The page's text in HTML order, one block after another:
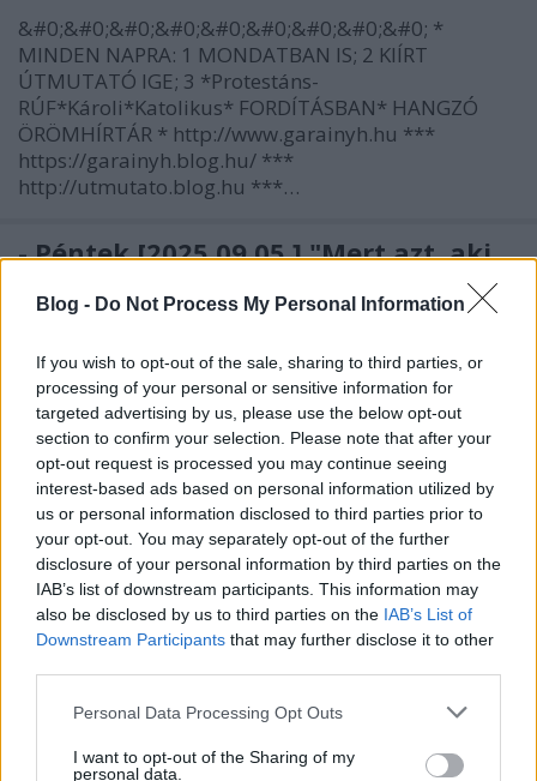
Blog - Do Not Process My Personal Information
If you wish to opt-out of the sale, sharing to third parties, or
processing of your personal or sensitive information for
targeted advertising by us, please use the below opt-out
section to confirm your selection. Please note that after your
opt-out request is processed you may continue seeing
interest-based ads based on personal information utilized by
us or personal information disclosed to third parties prior to
your opt-out. You may separately opt-out of the further
disclosure of your personal information by third parties on the
IAB’s list of downstream participants. This information may
also be disclosed by us to third parties on the IAB’s List of
Downstream Participants that may further disclose it to other
Please note that this website/app uses one or more Google
not limited to your visit or usage behaviour. You may click to
Personal Data Processing Opt Outs
I want to opt-out of the Sharing of my
personal data.
&#0;&#0;&#0;&#0;&#0;&#0;&#0;&#0;&#0; *
MINDEN NAPRA: 1 MONDATBAN IS; 2 KIÍRT
ÚTMUTATÓ IGE; 3 *Protestáns-
RÚF*Károli*Katolikus* FORDÍTÁSBAN* HANGZÓ
ÖRÖMHÍRTÁR * http://www.garainyh.hu ***
https://garainyh.blog.hu/ ***
http://utmutato.blog.hu ***…
- Péntek [2025.09.05.] "Mert azt, aki
bűnt nem ismert, bűnné tette
értünk, hogy mi Isten igazsága
legyünk őbenne!"
Andreas 2025. szeptember 05.
&#0;&#0;&#0;&#0;&#0;&#0;&#0;&#0;&#0; *
MINDEN NAPRA: 1 MONDATBAN IS; 2 KIÍRT
ÚTMUTATÓ IGE; 3 *Protestáns-
RÚF*Károli*Katolikus* FORDÍTÁSBAN* HANGZÓ
ÖRÖMHÍRTÁR * http://www.garainyh.hu ***
https://garainyh.blog.hu/ ***
http://utmutato.blog.hu ***…
személyválogatók az ítéletben:
kicsinyt úgy, mint nagyot